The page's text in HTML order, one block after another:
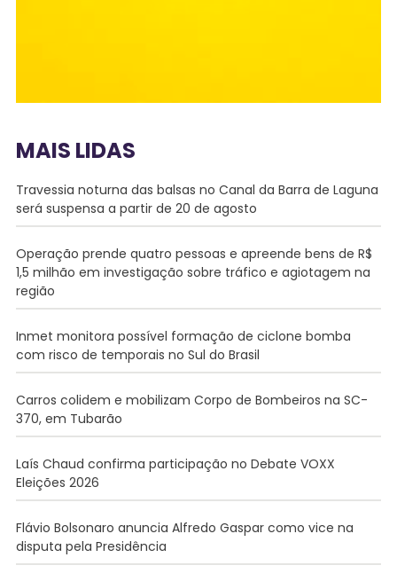
MAIS LIDAS
Travessia noturna das balsas no Canal da Barra de Laguna
será suspensa a partir de 20 de agosto
Operação prende quatro pessoas e apreende bens de R$
1,5 milhão em investigação sobre tráfico e agiotagem na
região
Inmet monitora possível formação de ciclone bomba
com risco de temporais no Sul do Brasil
Carros colidem e mobilizam Corpo de Bombeiros na SC-
370, em Tubarão
Laís Chaud confirma participação no Debate VOXX
Eleições 2026
Flávio Bolsonaro anuncia Alfredo Gaspar como vice na
disputa pela Presidência